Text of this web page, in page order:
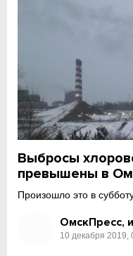
Выбросы
превышены в
Произошло это в
ОмскПресс,
10 декабря 2019,